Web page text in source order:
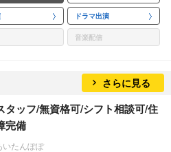
ドラマ出演
音楽配信
さらに見る
タッフ/無資格可/シフト相談可/住
完備
いたんぽぽ